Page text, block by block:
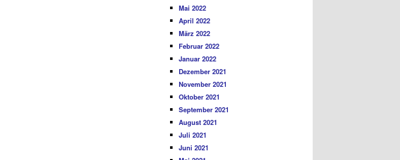
Mai 2022
April 2022
März 2022
Februar 2022
Januar 2022
Dezember 2021
November 2021
Oktober 2021
September 2021
August 2021
Juli 2021
Juni 2021